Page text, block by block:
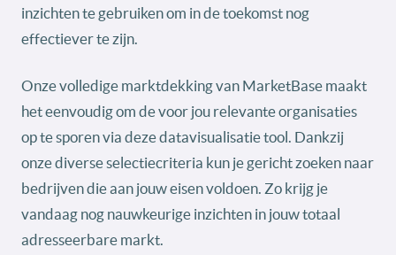
inzichten te gebruiken om in de toekomst nog
effectiever te zijn.
Onze volledige marktdekking van MarketBase maakt
het eenvoudig om de voor jou relevante organisaties
op te sporen via deze datavisualisatie tool. Dankzij
onze diverse selectiecriteria kun je gericht zoeken naar
bedrijven die aan jouw eisen voldoen. Zo krijg je
vandaag nog nauwkeurige inzichten in jouw totaal
adresseerbare markt.